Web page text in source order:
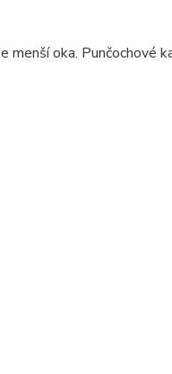
menší oka. Punčochové